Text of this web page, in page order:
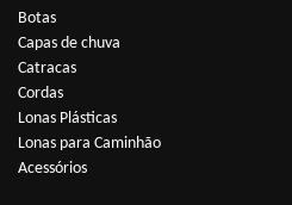
Botas
Capas de chuva
Catracas
Cordas
Lonas Plásticas
Lonas para Caminhão
Acessórios